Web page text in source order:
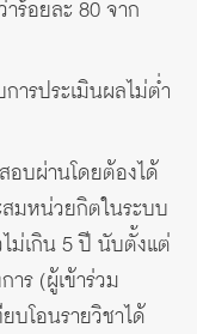
าร้อยละ 80 จาก
ารประเมินผลไม่ต่ำ
อบผ่านโดยต้องได้
มหน่วยกิตในระบบ
ม่เกิน 5 ปี นับตั้งแต่
าร (ผู้เข้าร่วม
บโอนรายวิชาได้